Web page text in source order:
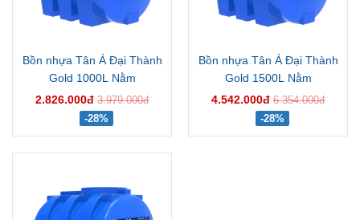
Bồn nhựa Tân Á Đại Thành
Gold 1000L Nằm
2.826.000đ 3.979.000đ
-28%
Bồn nhựa Tân Á Đại Thành
Gold 1500L Nằm
4.542.000đ 6.354.000đ
-28%